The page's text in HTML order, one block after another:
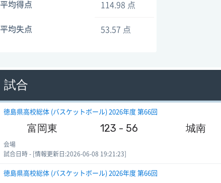
平均得点 114.98 点
平均失点 53.57 点
試合
徳島県高校総体 (バスケットボール) 2026年度 第66回
富岡東 123 - 56 城南
会場
試合日時 - [情報更新日:2026-06-08 19:21:23]
徳島県高校総体 (バスケットボール) 2026年度 第66回